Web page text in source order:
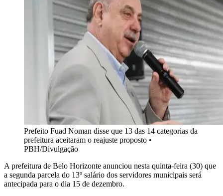
Prefeito Fuad Noman disse que 13 das 14 categorias da
prefeitura aceitaram o reajuste proposto •
PBH/Divulgação
A prefeitura de Belo Horizonte anunciou nesta quinta-feira (30) que
a segunda parcela do 13º salário dos servidores municipais será
antecipada para o dia 15 de dezembro.